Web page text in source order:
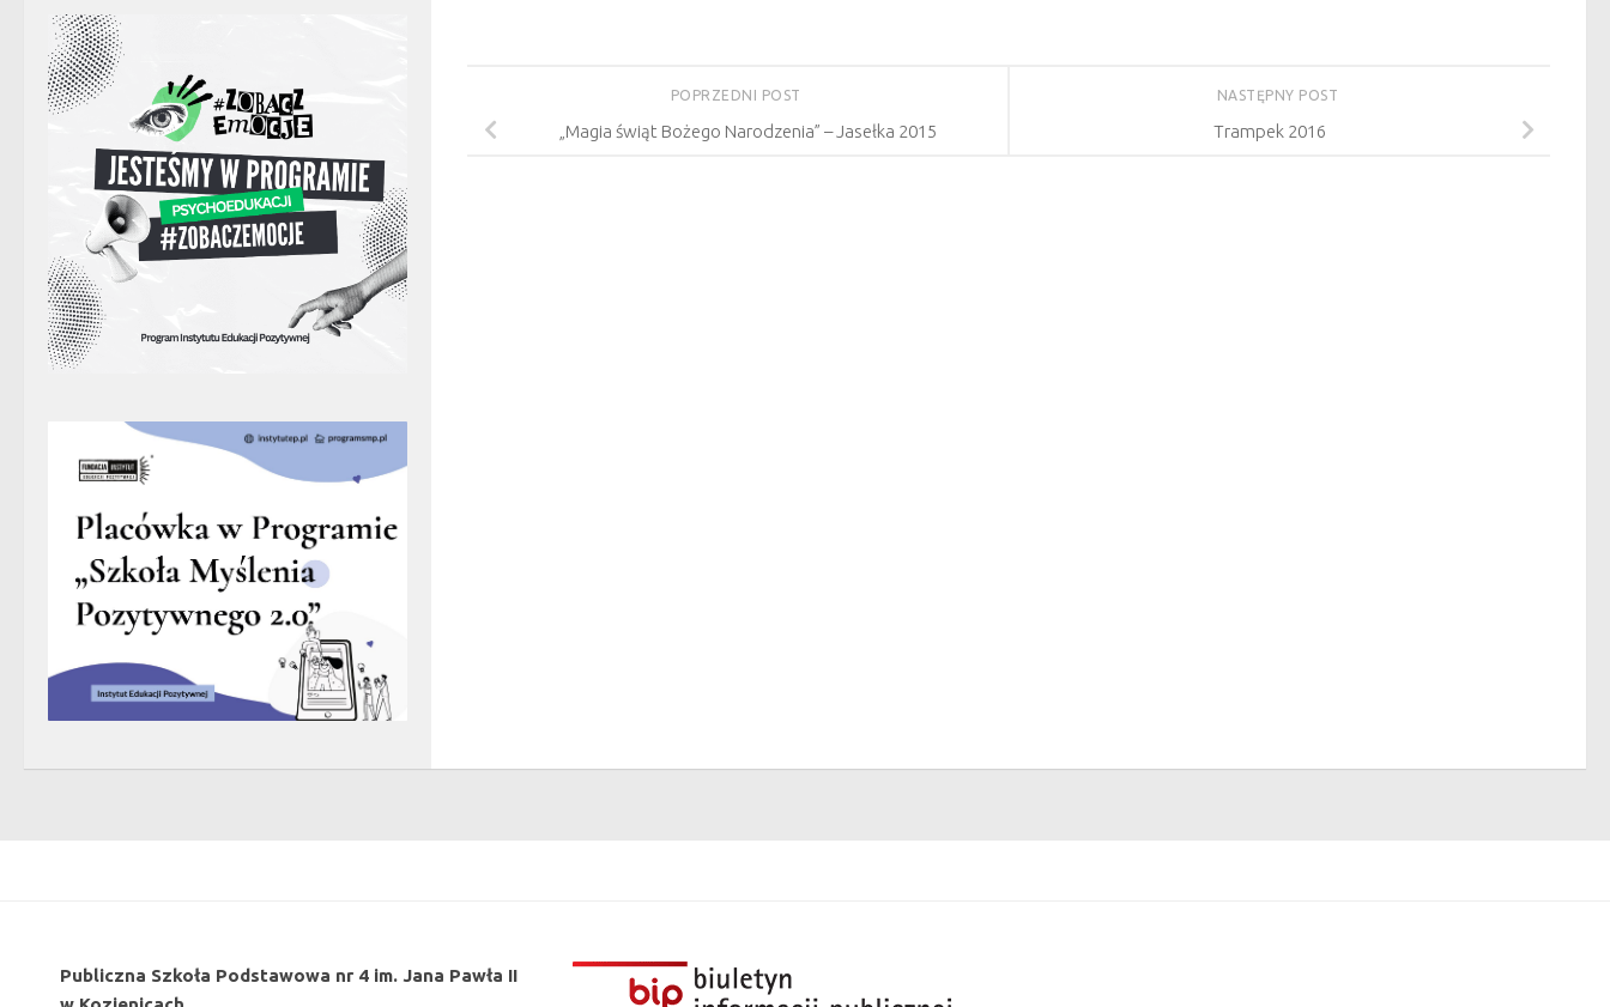
NASTĘPNY POST
Trampek 2016
POPRZEDNI POST
„Magia świąt Bożego Narodzenia” – Jasełka 2015
Publiczna Szkoła Podstawowa nr 4 im. Jana Pawła II